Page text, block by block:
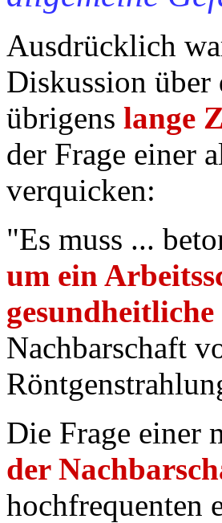
Ausdrücklich
Diskussion über
übrigens lange
der Frage einer
verquicken:
"Es muss ...
um ein
Nachbarschaft
Die Frage einer
der
hochfrequenten